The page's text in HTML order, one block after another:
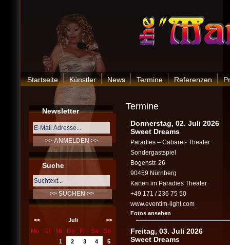
Startseite Künstler News Termine Referenzen
Newsletter
Suche
<< Juli >>
Mo Di Mi Do Fr Sa So
1 2 3 4
5
Termine
Donnerstag, 02. Juli 2026
Sweet Dreams
Paradies – Cabaret- Theater
Sondergastspiel
Bogenstr. 26
90459 Nürnberg
Karten im Paradies Theater
+49 171 / 236 75 50
www.eventim-light.com
Fotos ansehen
Freitag, 03. Juli 2026
Sweet Dreams